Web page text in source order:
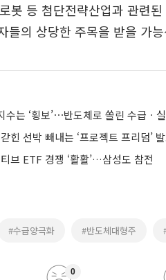
봇 등 첨단전략산업과 관련
들의 상당한 주목을 받을 가
수는 ‘횡보’⋯반도체로 쏠린 수급ㆍ
힌 선박 빼내는 ‘프로젝트 프리덤’
브 ETF 경쟁 ‘활활’…삼성도 참전
#수급양극화 #반도체대형주
0